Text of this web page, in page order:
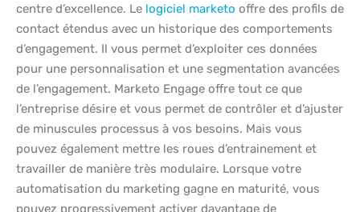
centre d’excellence. Le logiciel marketo offre des profils de
contact étendus avec un historique des comportements
d’engagement. Il vous permet d’exploiter ces données
pour une personnalisation et une segmentation avancées
de l’engagement. Marketo Engage offre tout ce que
l’entreprise désire et vous permet de contrôler et d’ajuster
de minuscules processus à vos besoins. Mais vous
pouvez également mettre les roues d’entrainement et
travailler de manière très modulaire. Lorsque votre
automatisation du marketing gagne en maturité, vous
pouvez progressivement activer davantage de